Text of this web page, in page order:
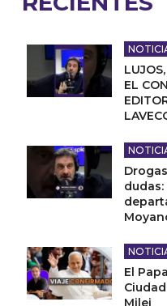
EL
El
Milei